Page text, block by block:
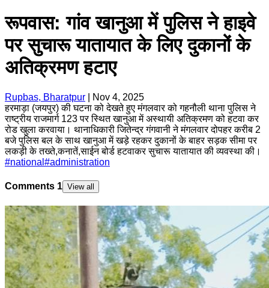
रूपवास: गांव खानुआ में पुलिस ने हाइवे
पर सुचारू यातायात के लिए दुकानों के
अतिक्रमण हटाए
Rupbas, Bharatpur
Nov 4, 2025
हरमाड़ा (जयपुर) की घटना को देखते हुए मंगलवार को गहनौली थाना पुलिस ने
राष्ट्रीय राजमार्ग 123 पर स्थित खानुआ में अस्थायी अतिक्रमण को हटवा कर
रोड खुला करवाया। थानाधिकारी जितेन्द्र गंगवानी ने मंगलवार दोपहर करीब 2
बजे पुलिस बल के साथ खानुआ में खड़े रहकर दुकानों के बाहर सड़क सीमा पर
लकड़ी के तख्ते,कनातें,साईन बोर्ड हटवाकर सुचारू यातायात की व्यवस्था की।
#national #administration
Comments 1 View all